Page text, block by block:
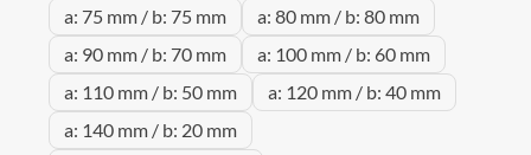
a: 75 mm / b: 75 mm
a: 80 mm / b: 80 mm
a: 90 mm / b: 70 mm
a: 100 mm / b: 60 mm
a: 110 mm / b: 50 mm
a: 120 mm / b: 40 mm
a: 140 mm / b: 20 mm